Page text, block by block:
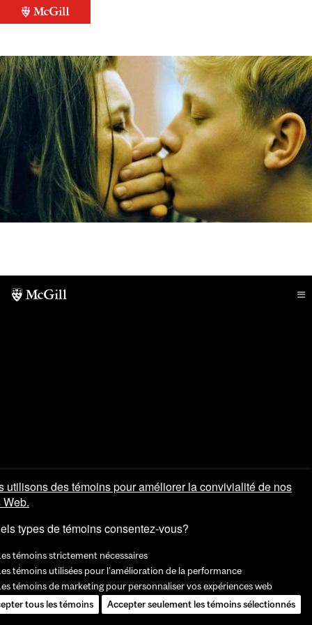
utilisons des témoins pour améliorer la convivialité de nos
types de témoins consentez-vous?
témoins strictement nécessaires
témoins utilisées pour l'amélioration de la performance
témoins de marketing pour personnaliser vos expériences web
tous les témoins
Accepter seulement les témoins sélectionnés